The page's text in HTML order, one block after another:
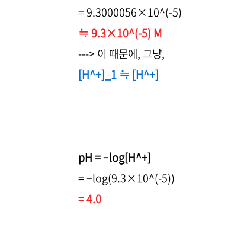
= 9.3000056×10^(-5)
≒ 9.3×10^(-5) M
---> 이 때문에, 그냥,
[H^+]_1 ≒ [H^+]
pH = –log[H^+]
= –log(9.3×10^(-5))
= 4.0